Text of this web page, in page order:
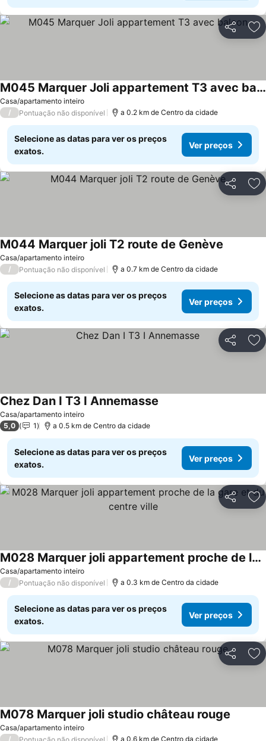
Partilhar
Casa/apartamento inteiro
M045 Marquer Joli appartement T3 avec balcon
Ver preços
/ Pontuação não disponível a 0.2 km de Centro da cidade
Selecione as datas para ver os preços
exatos.
Ver preços
Partilhar
Casa/apartamento inteiro
M044 Marquer joli T2 route de Genève
/ Pontuação não disponível a 0.7 km de Centro da cidade
Selecione as datas para ver os preços
exatos.
Ver preços
Partilhar
Casa/apartamento inteiro
Chez Dan I T3 I Annemasse
5,0 1 a 0.5 km de Centro da cidade
Selecione as datas para ver os preços
exatos.
Ver preços
Partilhar
Casa/apartamento inteiro
M028 Marquer joli appartement proche de la gare et du centre ville
Ver preços
/ Pontuação não disponível a 0.3 km de Centro da cidade
Selecione as datas para ver os preços
exatos.
Ver preços
Partilhar
Casa/apartamento inteiro
M078 Marquer joli studio château rouge
/ Pontuação não disponível a 0.6 km de Centro da cidade